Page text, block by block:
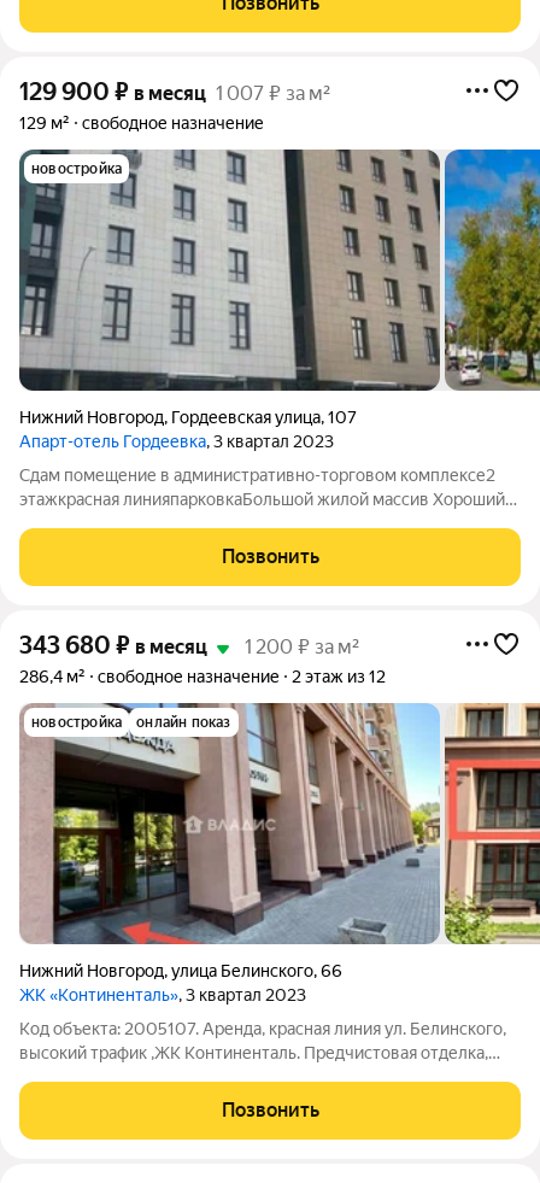
медицину Рядом: ж/д вокзал, Московское шоссе, ул
129 900 ₽ в месяц 1 007 ₽ за м²
129 м² свободное назначение
новостройка
Нижний Новгород, Гордеевская улица,107
Апарт-отель Гордеевка, 3 квартал 2023
Сдам помещение в административно-торговом комплексе2
этажкрасная линияпарковкаБольшой жилой массив Хороший
медицину Рядом: ж/д вокзал, Московское шоссе, ул
Куйбышева, метро Номер объекта:
Позвонить
343 680 ₽ в месяц 1 200 ₽ за м²
286,4 м² свободное назначение 2 этаж из 12
новостройка онлайн показ
Нижний Новгород,улица Белинского,66
ЖК «Континенталь», 3 квартал 2023
Код объекта: 2005107. Аренда, красная линия ул. Белинского,
высокий трафик ,ЖК Континенталь. Предчистовая отделка,
на полу и санузлах. Без комиссии для арендатора. Общая
площадь 286,4 м2.
Позвонить